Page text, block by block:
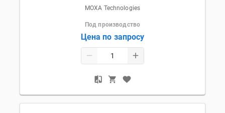
MOXA Technologies
Под производство
Цена по запросу